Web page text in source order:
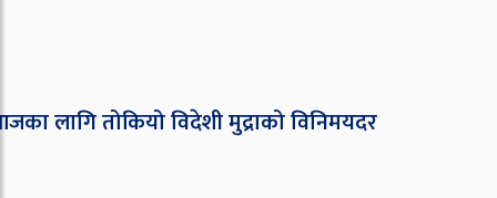
लागि तोकियो विदेशी मुद्राको विनिमयदर